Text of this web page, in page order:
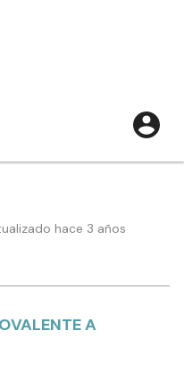
hace 3 años
A